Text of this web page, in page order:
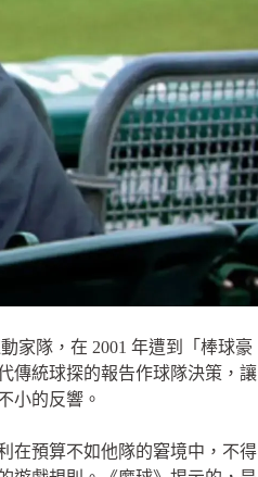
家隊，在 2001 年遭到「棒球豪
傳統球探的報告作球隊決策，讓
小的反響。
在預算不如他隊的窘境中，不得